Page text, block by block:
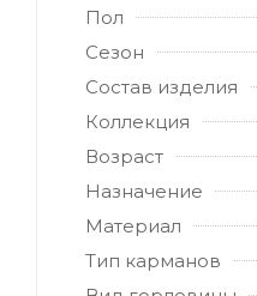
Пол
Сезон
Состав изделия
Коллекция
Возраст
Назначение
Материал
Тип карманов